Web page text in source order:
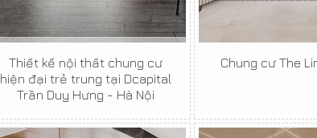
Thiết kế nội thất chung cư
hiện đại trẻ trung tại Dcapital
Trần Duy Hưng - Hà Nội
Chung cư The